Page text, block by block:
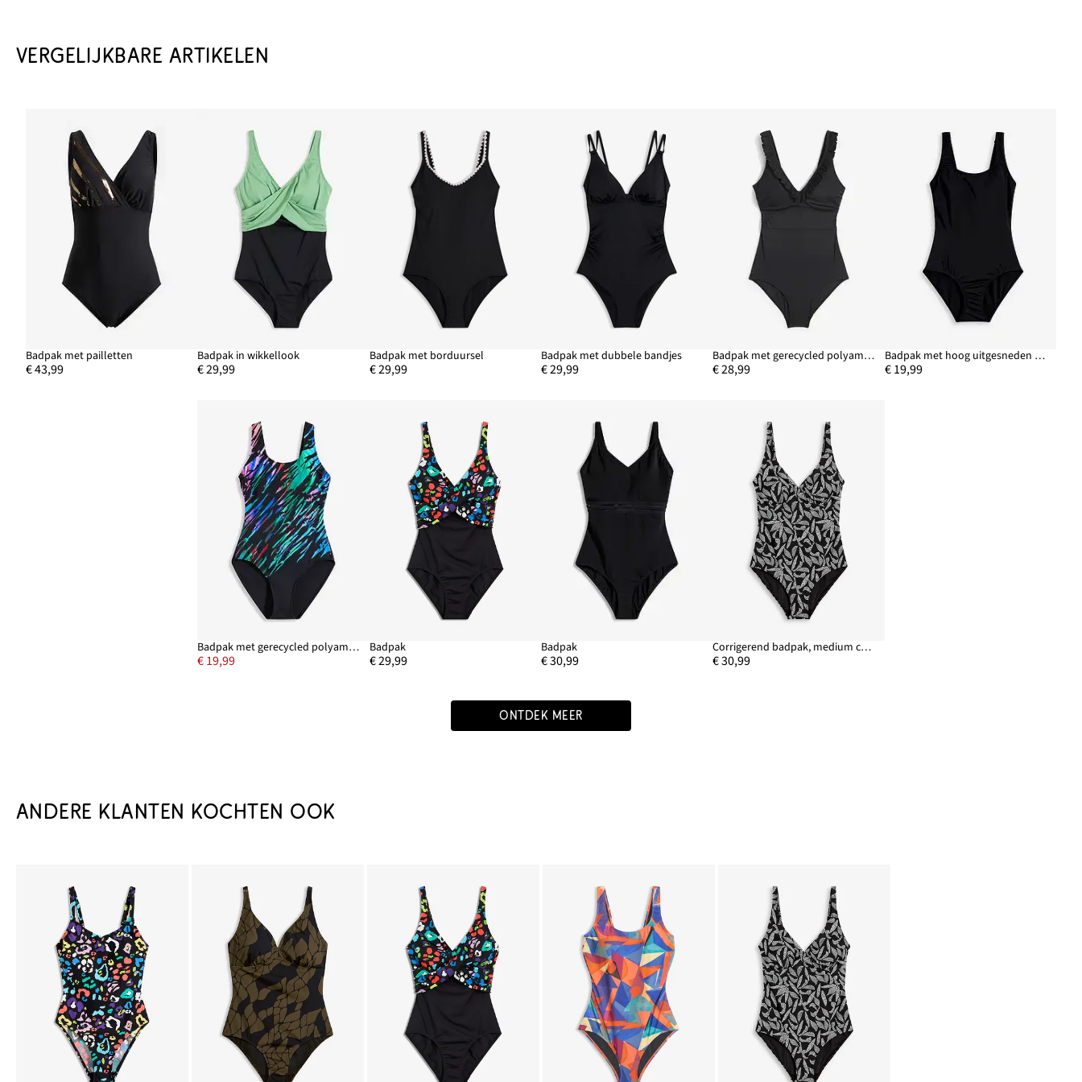
VERGELIJKBARE ARTIKELEN
Badpak met pailletten
€ 43,99
Badpak in wikkellook
€ 29,99
Badpak met borduursel
€ 29,99
Badpak met dubbele bandjes
€ 29,99
Badpak met gerecycled polyamide
€ 28,99
Badpak met hoog uitgesneden rugpand
€ 19,99
Badpak met gerecycled polyamide
€ 19,99
Badpak
€ 29,99
Badpak
€ 30,99
Corrigerend badpak, medium corrigierend
€ 30,99
ONTDEK MEER
ANDERE KLANTEN KOCHTEN OOK